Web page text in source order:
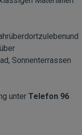
Sonnenterrassen
unter Telefon 96